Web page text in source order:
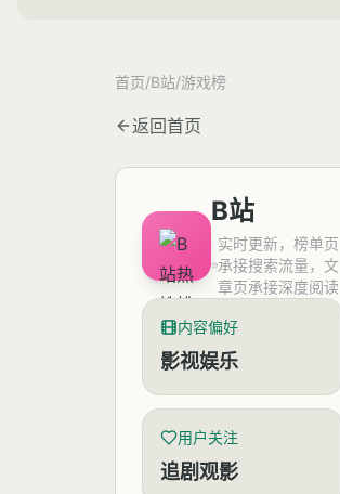
首页/B站/游戏榜
返回首页
B站
实时更新，榜单页
承接搜索流量，文
章页承接深度阅读
内容偏好
影视娱乐
用户关注
追剧观影